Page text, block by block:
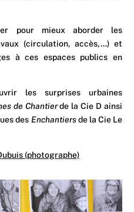
pour mieux aborder les
(circulation, accès,…) et
à ces espaces publics en
les surprises urbaines
de Chantierde la Cie D ainsi
des Enchantiersde la Cie Le
(photographe)